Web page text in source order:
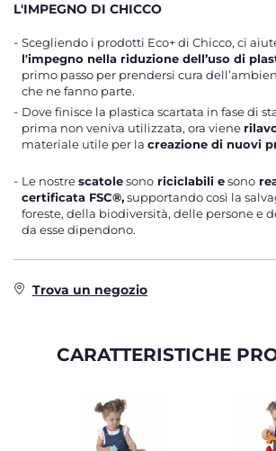
L'IMPEGNO DI CHICCO
Scegliendo i prodotti Eco+ di Chicco, ci
l'impegno nella riduzione dell’uso di
primo passo per prendersi cura
che ne fanno parte.
Dove finisce la plastica scartata in fase di
prima non veniva utilizzata, ora viene
materiale utile per la creazione di nuovi
Le nostrescatolesono riciclabili esono
certificata FSC®,supportando così la
foreste, della biodiversità, delle persone e
da esse dipendono.
Trova un negozio
CARATTERISTICHE